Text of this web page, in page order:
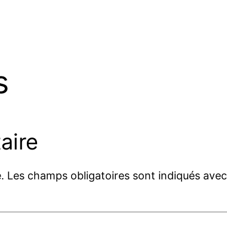
Les champs obligatoires sont indiqués avec